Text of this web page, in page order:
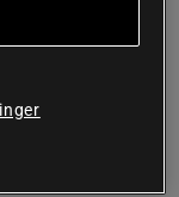
lettere til for